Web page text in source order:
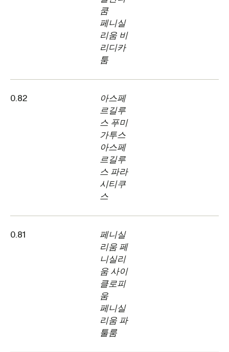
쿰
페니실
리움 비
리디카
툼
0.82
아스페
르길루
스 푸미
가투스
아스페
르길루
스 파라
시티쿠
스
0.81
페니실
리움 페
니실리
움 사이
클로피
움
페니실
리움 파
툴룸